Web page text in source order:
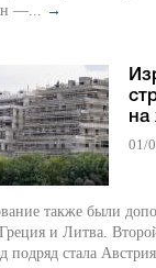
—...
→
на
01/
также были
и Литва.
подряд стала